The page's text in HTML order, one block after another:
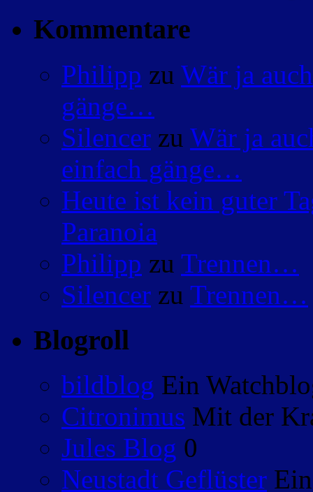
Kommentare
Philipp zu Wär ja
gänge…
Silencer zu Wär ja
einfach gänge…
Heute ist kein guter
Paranoia
Philipp zu Trennen…
Silencer zu Trennen…
Blogroll
bildblog Ein
Citronimus Mit der
Jules Blog 0
Neustadt Geflüster